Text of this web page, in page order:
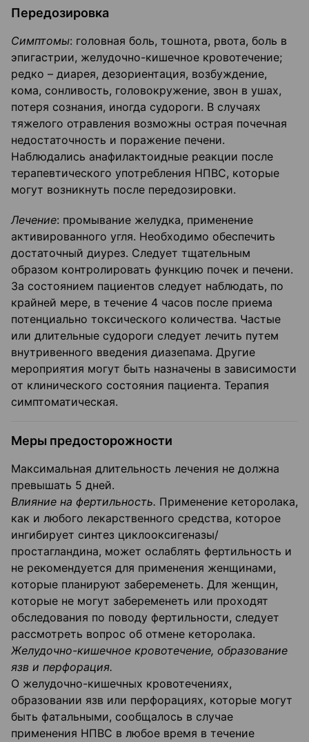
Передозировка
Симптомы: головная боль, тошнота, рвота, боль в
эпигастрии, желудочно-кишечное кровотечение;
редко – диарея, дезориентация, возбуждение,
кома, сонливость, головокружение, звон в ушах,
потеря сознания, иногда судороги. В случаях
тяжелого отравления возможны острая почечная
недостаточность и поражение печени.
Наблюдались анафилактоидные реакции после
терапевтического употребления НПВС, которые
могут возникнуть после передозировки.
Лечение: промывание желудка, применение
активированного угля. Необходимо обеспечить
достаточный диурез. Следует тщательным
образом контролировать функцию почек и печени.
За состоянием пациентов следует наблюдать, по
крайней мере, в течение 4 часов после приема
потенциально токсического количества. Частые
или длительные судороги следует лечить путем
внутривенного введения диазепама. Другие
мероприятия могут быть назначены в зависимости
от клинического состояния пациента. Терапия
симптоматическая.
Меры предосторожности
Максимальная длительность лечения не должна
превышать 5 дней.
Влияние на фертильность. Применение кеторолака,
как и любого лекарственного средства, которое
ингибирует синтез циклооксигеназы/
простагландина, может ослаблять фертильность и
не рекомендуется для применения женщинами,
которые планируют забеременеть. Для женщин,
которые не могут забеременеть или проходят
обследования по поводу фертильности, следует
рассмотреть вопрос об отмене кеторолака.
Желудочно-кишечное кровотечение, образование
язв и перфорация.
О желудочно-кишечных кровотечениях,
образовании язв или перфорациях, которые могут
быть фатальными, сообщалось в случае
применения НПВС в любое время в течение